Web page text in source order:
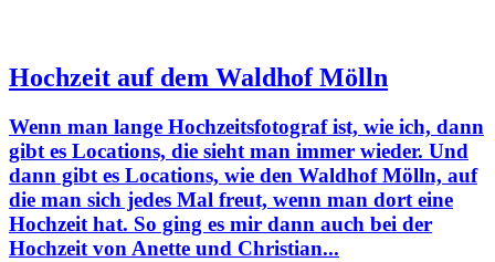
Hochzeit auf dem Waldhof Mölln
Wenn man lange Hochzeitsfotograf ist, wie ich, dann
gibt es Locations, die sieht man immer wieder. Und
dann gibt es Locations, wie den Waldhof Mölln, auf
die man sich jedes Mal freut, wenn man dort eine
Hochzeit hat. So ging es mir dann auch bei der
Hochzeit von Anette und Christian...